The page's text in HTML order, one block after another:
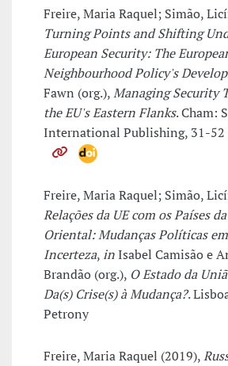
Freire, Maria Raquel; Simão,
Turning Points and Shifting
European Security: The
Neighbourhood Policy's
Fawn (org.),Managing Security
the EU's Eastern Flanks. Cham:
International Publishing, 31-52
Freire, Maria Raquel; Simão,
Relações da UE com os Países
Oriental: Mudanças Políticas
Incerteza,in Isabel Camisão e
Brandão (org.), O Estado da
Da(s) Crise(s) à Mudança?.
Petrony
Freire, Maria Raquel (2019),